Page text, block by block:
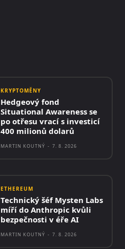
KRYPTOMĚNY
Hedgeový fond
Situational Awareness se
po otřesu vrací s investicí
400 milionů dolarů
MARTIN KOUTNÝ - 7. 8. 2026
ETHEREUM
Technický šéf Mysten Labs
míří do Anthropic kvůli
bezpečnosti v éře AI
MARTIN KOUTNÝ - 7. 8. 2026